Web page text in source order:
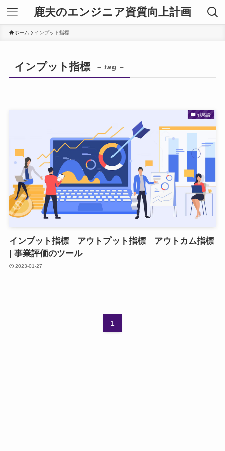
鹿夫のエンジニア資質向上計画
ホーム インプット指標
インプット指標 – tag –
戦略論
インプット指標 アウトプット指標 アウトカム指標
| 事業評価のツール
2023-01-27
1